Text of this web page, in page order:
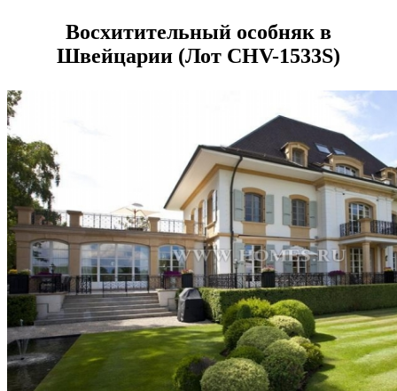
Восхитительный особняк в
Швейцарии (Лот CHV-1533S)